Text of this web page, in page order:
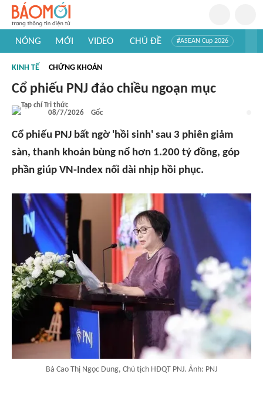
NÓNG MỚI VIDEO CHỦ ĐỀ #ASEAN Cup 2026
#Khám phá thế giới
KINH TẾ CHỨNG KHOÁN
Cổ phiếu PNJ đảo chiều ngoạn mục
08/7/2026 Gốc
Cổ phiếu PNJ bất ngờ 'hồi sinh' sau 3 phiên giảm
sàn, thanh khoản bùng nổ hơn 1.200 tỷ đồng, góp
phần giúp VN-Index nối dài nhịp hồi phục.
Bà Cao Thị Ngọc Dung, Chủ tịch HĐQT PNJ. Ảnh: PNJ